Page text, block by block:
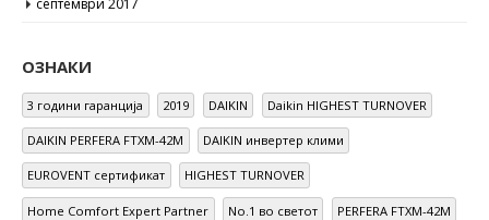
ОЗНАКИ
3 години гаранција 2019 DAIKIN Daikin HIGHEST TURNOVER
DAIKIN PERFERA FTXM-42M DAIKIN инвертер клими
EUROVENT сертификат HIGHEST TURNOVER
Home Comfort Expert Partner No.1 во светот PERFERA FTXM-42M